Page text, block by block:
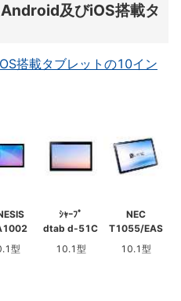
及びiOS搭載タ
搭載タブレットの10イン
型
ｼｬｰﾌﾟ
dtab d-51C
10.1型
NEC
T1055/EAS
10.1型